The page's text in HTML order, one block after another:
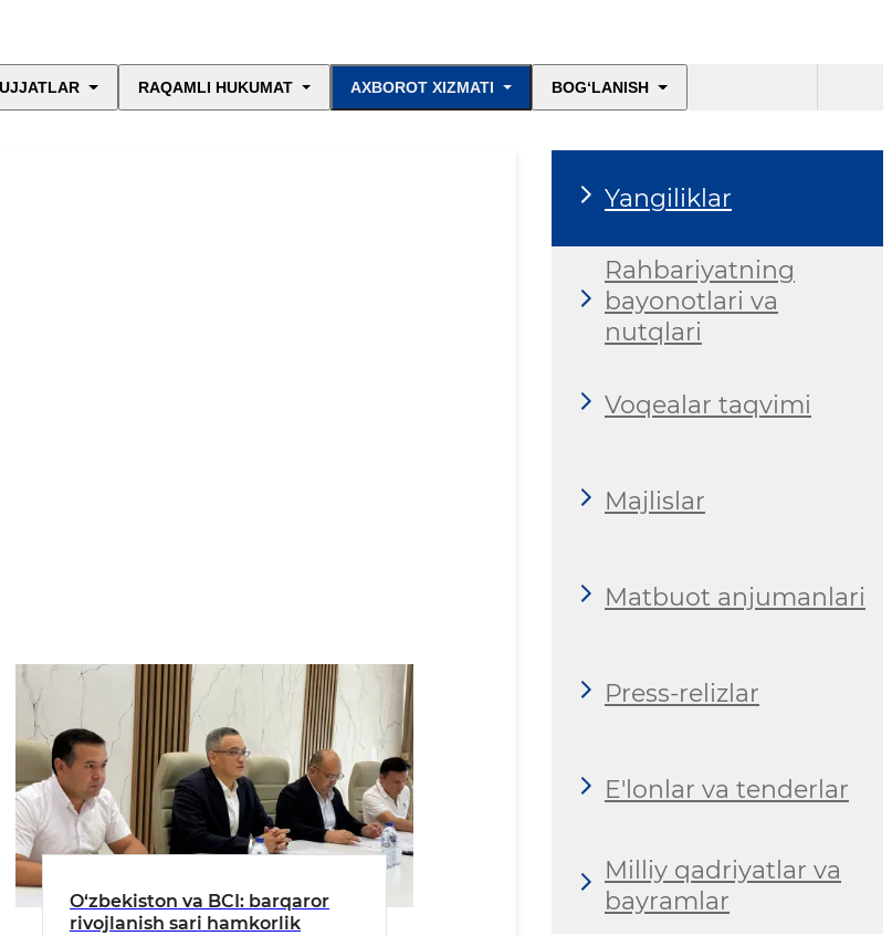
RAQAMLI HUKUMAT AXBOROT XIZMATI BOG‘LANISH
O‘zbekiston va BCI: barqaror
rivojlanish sari hamkorlik
Yangiliklar
Rahbariyatning
bayonotlari va
nutqlari
Voqealar taqvimi
Majlislar
Matbuot anjumanlari
Press-relizlar
E'lonlar va tenderlar
Milliy qadriyatlar va
bayramlar